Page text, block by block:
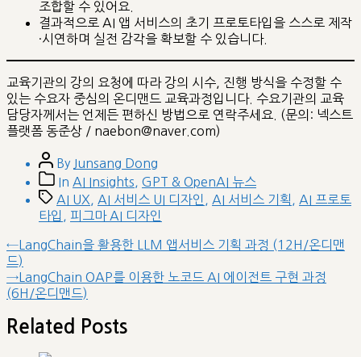
조합할 수 있어요.
결과적으로 AI 앱 서비스의 초기 프로토타입을 스스로 제작
·시연하며 실전 감각을 확보할 수 있습니다.
교육기관의 강의 요청에 따라 강의 시수, 진행 방식을 수정할 수
있는 수요자 중심의 온디맨드 교육과정입니다. 수요기관의 교육
담당자께서는 언제든 편하신 방법으로 연락주세요. (문의: 넥스트
플랫폼 동준상 / naebon@naver.com)
Post
author
By Junsang Dong
Post
categories
In AI Insights
GPT & OpenAI 뉴스
TagsAI UX AI 서비스 UI 디자인 AI 서비스 기획
AI 프로토
타입
피그마 AI 디자인
글
내
비
게
이
←Previous
post:
LangChain을 활용한 LLM 앱서비스 기획 과정 (12H/온디맨
드)
→Next
post:
LangChain OAP를 이용한 노코드 AI 에이전트 구현 과정
(6H/온디맨드)
Related Posts